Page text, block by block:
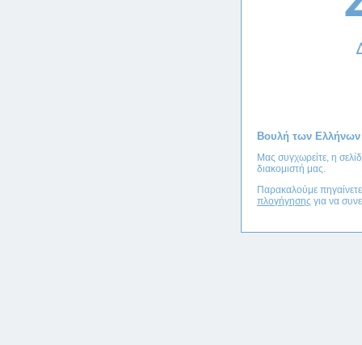
Βουλή των Ελλήνων
Μας συγχωρείτε, η
διακομιστή μας.
Παρακαλούμε
πλογήγησης για να